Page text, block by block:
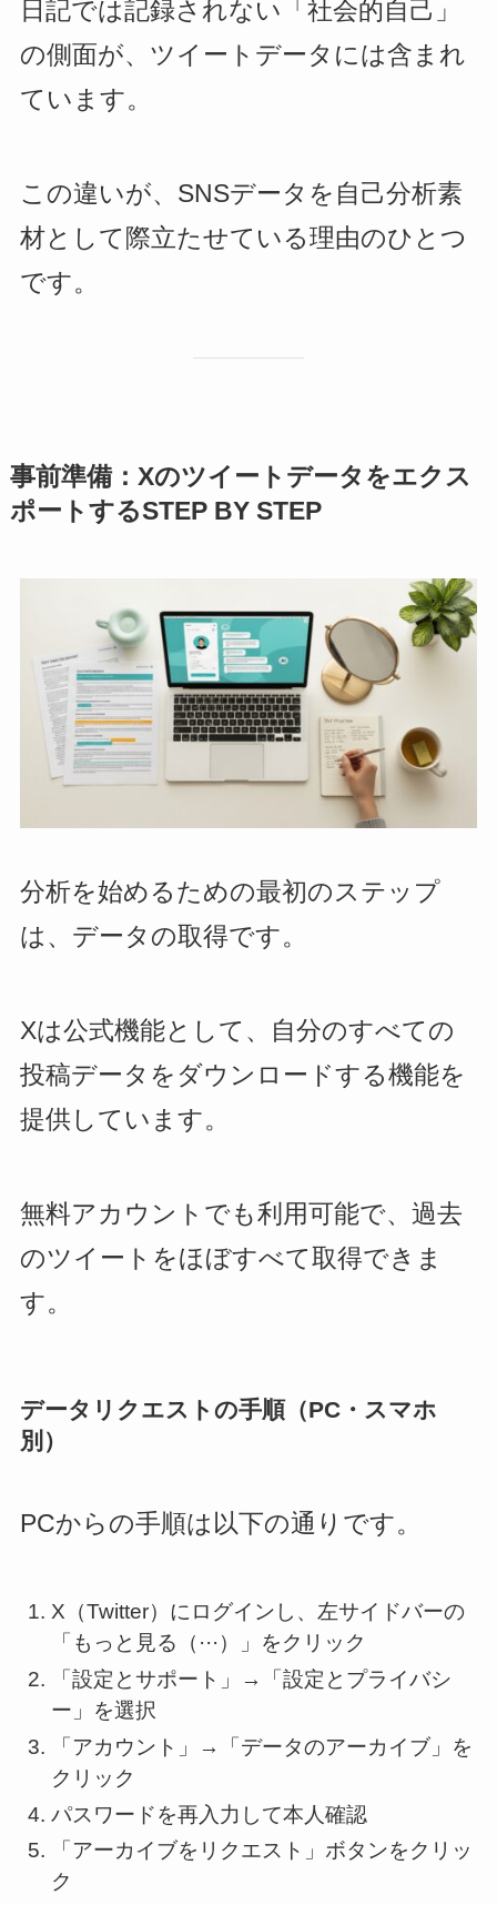
日記では記録されない「社会的自己」
の側面が、ツイートデータには含まれ
ています。
この違いが、SNSデータを自己分析素
材として際立たせている理由のひとつ
です。
事前準備：Xのツイートデータをエクス
ポートするSTEP BY STEP
分析を始めるための最初のステップ
は、データの取得です。
Xは公式機能として、自分のすべての
投稿データをダウンロードする機能を
提供しています。
無料アカウントでも利用可能で、過去
のツイートをほぼすべて取得できま
す。
データリクエストの手順（PC・スマホ
別）
PCからの手順は以下の通りです。
X（Twitter）にログインし、左サイドバーの
「もっと見る（···）」をクリック
「設定とサポート」→「設定とプライバシ
ー」を選択
「アカウント」→「データのアーカイブ」を
クリック
パスワードを再入力して本人確認
「アーカイブをリクエスト」ボタンをクリッ
ク